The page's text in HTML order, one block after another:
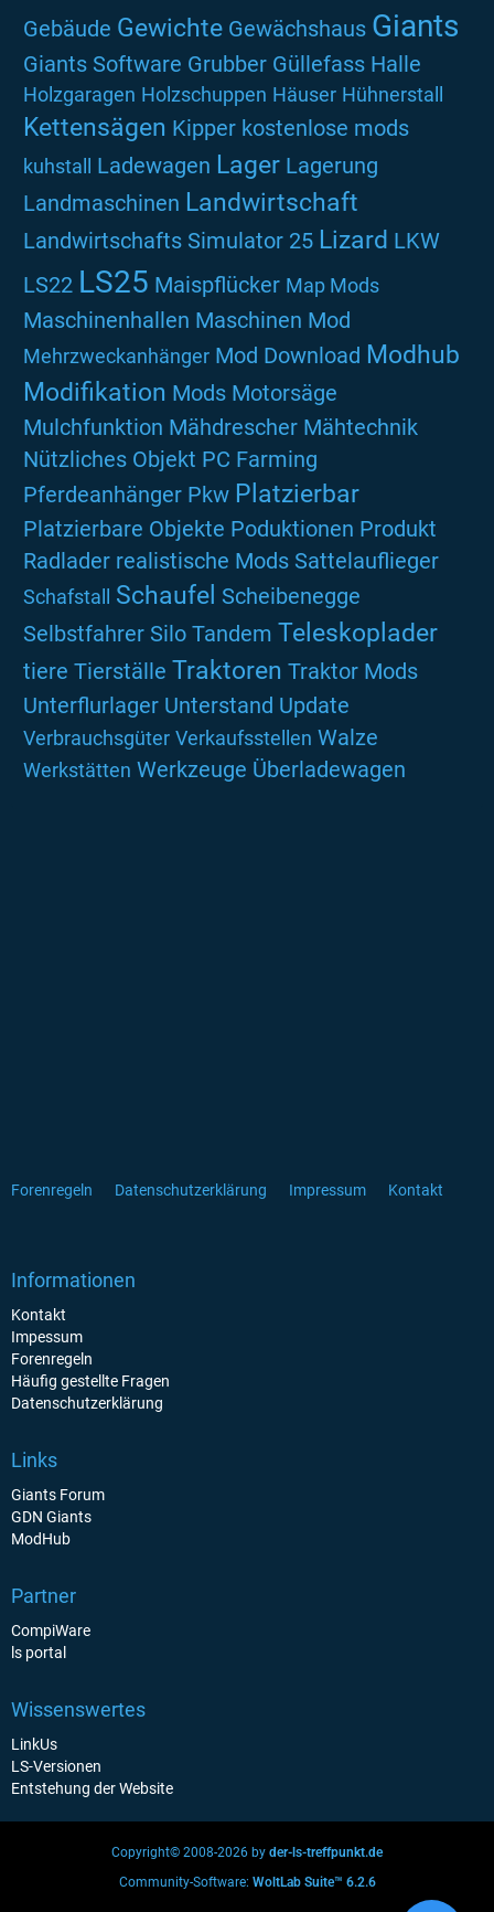
Gebäude Gewichte Gewächshaus Giants
Giants Software Grubber Güllefass Halle
Holzgaragen Holzschuppen Häuser Hühnerstall
Kettensägen Kipper kostenlose mods
kuhstall Ladewagen Lager Lagerung
Landmaschinen Landwirtschaft
Landwirtschafts Simulator 25 Lizard LKW
LS22 LS25 Maispflücker Map Mods
Maschinenhallen Maschinen Mod
Mehrzweckanhänger Mod Download Modhub
Modifikation Mods Motorsäge
Mulchfunktion Mähdrescher Mähtechnik
Nützliches Objekt PC Farming
Pferdeanhänger Pkw Platzierbar
Platzierbare Objekte Poduktionen Produkt
Radlader realistische Mods Sattelauflieger
Schafstall Schaufel Scheibenegge
Selbstfahrer Silo Tandem Teleskoplader
tiere Tierställe Traktoren Traktor Mods
Unterflurlager Unterstand Update
Verbrauchsgüter Verkaufsstellen Walze
Werkstätten Werkzeuge Überladewagen
Forenregeln Datenschutzerklärung Impressum Kontakt
Informationen
Kontakt
Impessum
Forenregeln
Häufig gestellte Fragen
Datenschutzerklärung
Links
Giants Forum
GDN Giants
ModHub
Partner
CompiWare
ls portal
Wissenswertes
LinkUs
LS-Versionen
Entstehung der Website
Copyright© 2008-2026 by der-ls-treffpunkt.de
Community-Software: WoltLab Suite™ 6.2.6